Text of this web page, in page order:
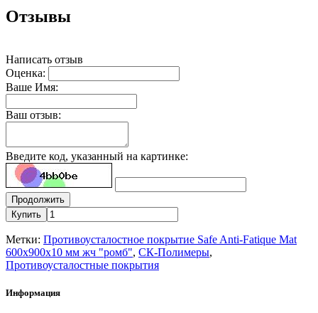
Отзывы
Написать отзыв
Оценка:
Ваше Имя:
Ваш отзыв:
Введите код, указанный на картинке:
Продолжить
Купить
Метки: Противоусталостное покрытие Safe Anti-Fatique Mat
600х900х10 мм жч "ромб", СК-Полимеры,
Противоусталостные покрытия
Информация